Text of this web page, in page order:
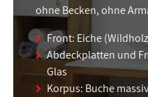
ohne Becken, ohne
Front: Eiche
Abdeckplatten und
Glas
Korpus: Buche